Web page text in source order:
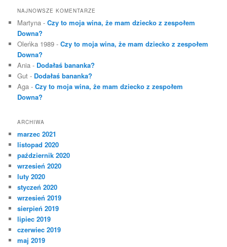
NAJNOWSZE KOMENTARZE
Martyna -Czy to moja wina, że mam dziecko z zespołem
Downa?
Oleńka 1989 -Czy to moja wina, że mam dziecko z zespołem
Downa?
Ania - Dodałaś bananka?
Gut - Dodałaś bananka?
Aga -Czy to moja wina, że mam dziecko z zespołem
Downa?
ARCHIWA
marzec 2021
listopad 2020
październik 2020
wrzesień 2020
luty 2020
styczeń 2020
wrzesień 2019
sierpień 2019
lipiec 2019
czerwiec 2019
maj 2019